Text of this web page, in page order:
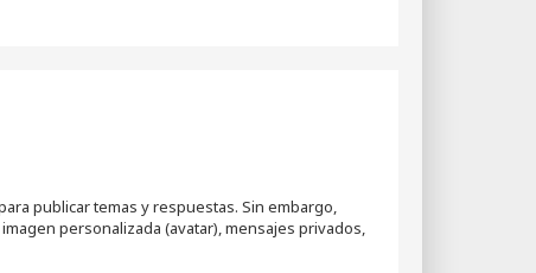
publicar temas y respuestas. Sin embargo,
personalizada (avatar), mensajes privados,